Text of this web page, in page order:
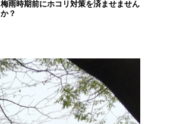
梅雨時期前にホコリ対策を済ませません
か？